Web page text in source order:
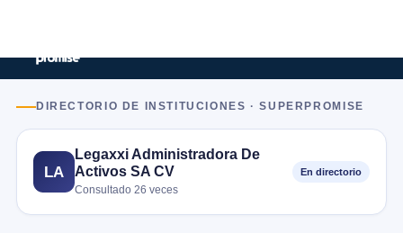
DIRECTORIO DE INSTITUCIONES · SUPERPROMISE
LA
Legaxxi Administradora De
Activos SA CV
Consultado 26 veces
En directorio